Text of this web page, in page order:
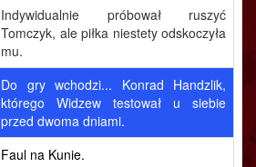
Indywidualnie próbował ruszyć
Tomczyk, ale piłka niestety odskoczyła
mu.
Do gry wchodzi... Konrad Handzlik,
którego Widzew testował u siebie
przed dwoma dniami.
Faul na Kunie.